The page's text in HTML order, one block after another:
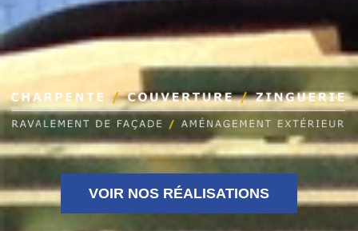
VOIR NOS RÉALISATIONS